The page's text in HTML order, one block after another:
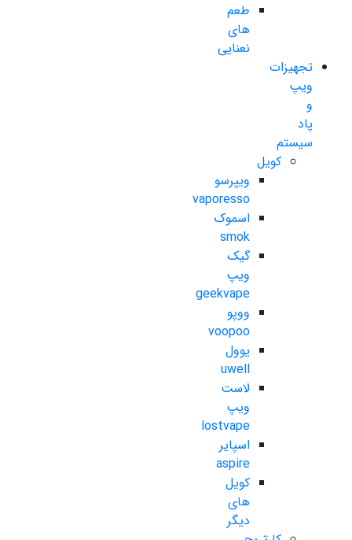
طعم
های
نعنایی
تجهیزات
ویپ
و
پاد
سیستم
کویل
ویپرسو
vaporesso
اسموک
smok
گیک
ویپ
geekvape
ووپو
voopoo
یوول
uwell
لاست
ویپ
lostvape
اسپایر
aspire
کویل
های
دیگر